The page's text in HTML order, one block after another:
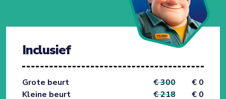
Inclusief
Grote beurt € 300
€ 0
Kleine beurt
€ 218 € 0